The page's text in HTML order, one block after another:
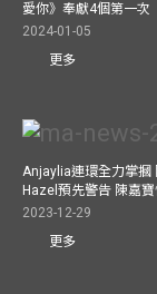
愛你》奉獻4個第一次
2024-01-05
更多
Anjaylia連環全力掌摑
Hazel預先警告 陳嘉
2023-12-29
更多